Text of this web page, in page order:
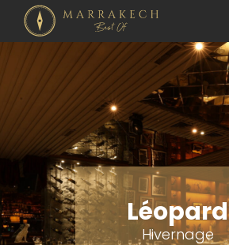
Léopard
Hivernage